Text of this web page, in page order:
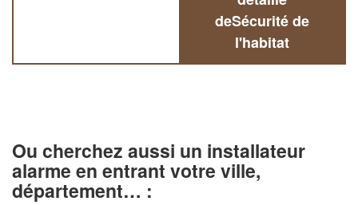
deSécurité de
l'habitat
Ou cherchez aussi un installateur
alarme en entrant votre ville,
département… :